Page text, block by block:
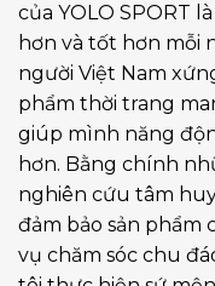
của YOLO SPORT
hơn và tốt hơn mỗi
người Việt Nam
phẩm thời trang
giúp mình năng
hơn. Bằng chính
nghiên cứu tâm
đảm bảo sản phẩm
vụ chăm sóc chu